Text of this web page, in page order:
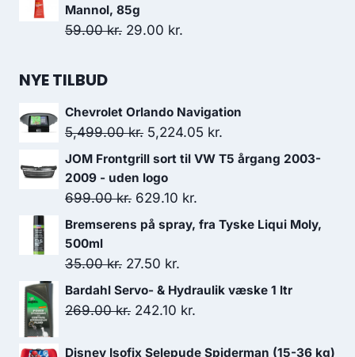
Mannol, 85g
59.00kr. Den
59.00 kr..
29.00 kr.
29.00 kr..
NYE TILBUD
Chevrolet Orlando Navigation
5,499.00kr. Den
oprindelige
pris
var:
5,499.00 kr..
5,224.05 kr.
aktuelle
5,224.05 kr..
JOM Frontgrill sort til VW T5 årgang 2003-
2009 - uden logo
699.00kr. Den
oprindelige
var:
699.00 kr..
629.10 kr.
aktuelle
629.10 kr..
Bremserens på spray, fra Tyske Liqui Moly,
500ml
35.00kr. Den
oprindelige
pris
35.00 kr..
27.50 kr.
aktuelle
pris
27.50 kr..
Bardahl Servo- & Hydraulik væske 1 ltr
269.00kr. Den
pris
242.10 kr.
pris
Disney Isofix Selepude Spiderman (15-36 kg)